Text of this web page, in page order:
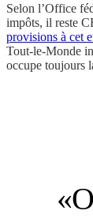
Selon l’Office
impôts, il reste
provisions à cet
Tout-le-Monde
occupe toujours